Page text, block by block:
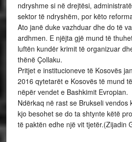
ndryshme si në drejtësi,
sektor të ndryshëm, por këto
Ato janë duke vazhduar dhe do të
ardhmen. E njëjta gjë mund të
luftën kundër krimit të organizuar
thënë Çollaku.
Pritjet e institucioneve të Kosovës
2016 qytetarët e Kosovës të mund
nëpër vendet e Bashkimit Evropian.
Ndërkaq në rast se Brukseli vendos
kjo besohet se do ta shtynte këtë
të paktën edhe një vit tjetër.(Zijadin